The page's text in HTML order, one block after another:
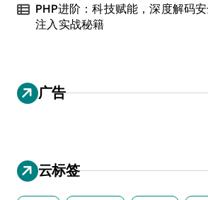
PHP进阶：科技赋能，深度解码
注入实战秘籍
广告
云标签